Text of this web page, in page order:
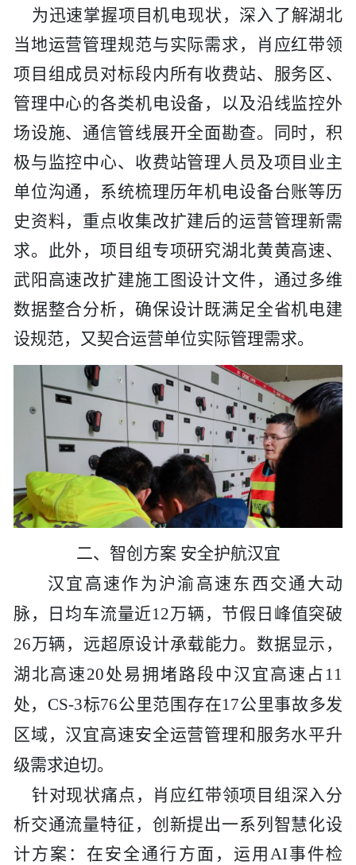
为迅速掌握项目机电现状，深入了解湖北
当地运营管理规范与实际需求，肖应红带领
项目组成员对标段内所有收费站、服务区、
管理中心的各类机电设备，以及沿线监控外
场设施、通信管线展开全面勘查。同时，积
极与监控中心、收费站管理人员及项目业主
单位沟通，系统梳理历年机电设备台账等历
史资料，重点收集改扩建后的运营管理新需
求。此外，项目组专项研究湖北黄黄高速、
武阳高速改扩建施工图设计文件，通过多维
数据整合分析，确保设计既满足全省机电建
设规范，又契合运营单位实际管理需求。
二、 智创方案 安全护航汉宜
汉宜高速作为沪渝高速东西交通大动
脉，日均车流量近12万辆，节假日峰值突破
26万辆，远超原设计承载能力。数据显示，
湖北高速20处易拥堵路段中汉宜高速占11
处，CS-3标76公里范围存在17公里事故多发
区域，汉宜高速安全运营管理和服务水平升
级需求迫切。
针对现状痛点，肖应红带领项目组深入分
析交通流量特征，创新提出一系列智慧化设
计方案：在安全通行方面，运用 AI事件检